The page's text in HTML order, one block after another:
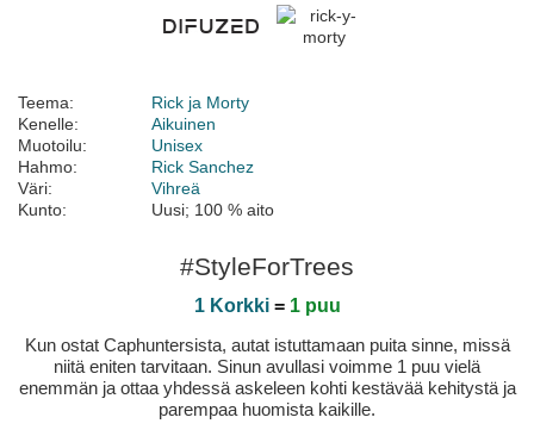
Teema:
Rick ja Morty
Kenelle:
Aikuinen
Muotoilu:
Unisex
Hahmo:
Rick Sanchez
Väri:
Vihreä
Kunto:
Uusi; 100 % aito
#StyleForTrees
1 Korkki= 1 puu
Kun ostat Caphuntersista, autat istuttamaan puita sinne, missä
niitä eniten tarvitaan. Sinun avullasi voimme 1 puu vielä
enemmän ja ottaa yhdessä askeleen kohti kestävää kehitystä ja
parempaa huomista kaikille.